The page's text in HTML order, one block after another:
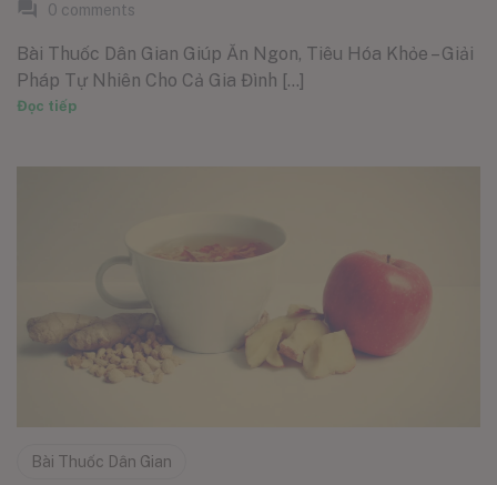
0 comments
Bài Thuốc Dân Gian Giúp Ăn Ngon, Tiêu Hóa Khỏe – Giải
Pháp Tự Nhiên Cho Cả Gia Đình [...]
Đọc tiếp
Bài Thuốc Dân Gian